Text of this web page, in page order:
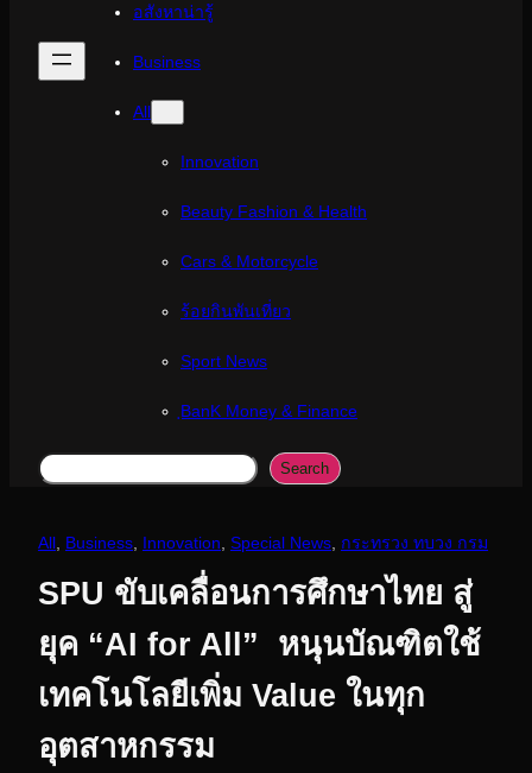
อสังหาน่ารู้
Business
All
Innovation
Beauty Fashion & Health
Cars & Motorcycle
ร้อยกินพันเที่ยว
Sport News
ฺBanK Money & Finance
Search Search
All Business Innovation Special News กระทรวง ทบวง กรม
SPU ขับเคลื่อนการศึกษาไทย สู่
ยุค “AI for All” หนุนบัณฑิตใช้
เทคโนโลยีเพิ่ม Value ในทุก
อุตสาหกรรม